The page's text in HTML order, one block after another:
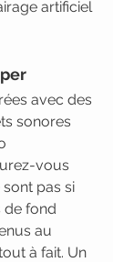
artificiel
avec des
sonores
vous
pas si
de fond
au
à fait. Un